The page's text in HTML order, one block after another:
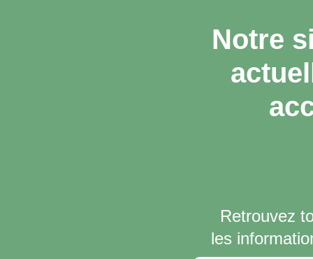
Notre
Retrouvez
les